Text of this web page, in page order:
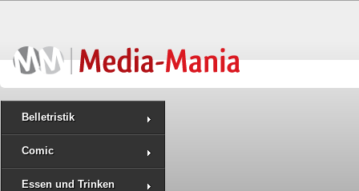
Belletristik
Comic
Essen und Trinken